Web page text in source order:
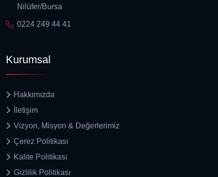
Nilüfer/Bursa
0224 249 44 41
Kurumsal
Hakkımızda
İletişim
Vizyon, Misyon & Değerlerimiz
Çerez Politikası
Kalite Politikası
Gizlilik Politikası